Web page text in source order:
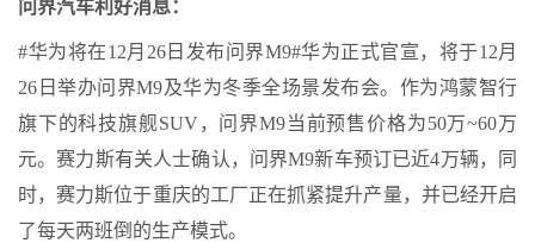
问界汽车利好消息：
#华为将在12月26日发布问界M9#华为正式官宣，将于12月
26日举办问界M9及华为冬季全场景发布会。作为鸿蒙智行
旗下的科技旗舰SUV，问界M9当前预售价格为50万~60万
元。赛力斯有关人士确认，问界M9新车预订已近4万辆，同
时，赛力斯位于重庆的工厂正在抓紧提升产量，并已经开启
了每天两班倒的生产模式。